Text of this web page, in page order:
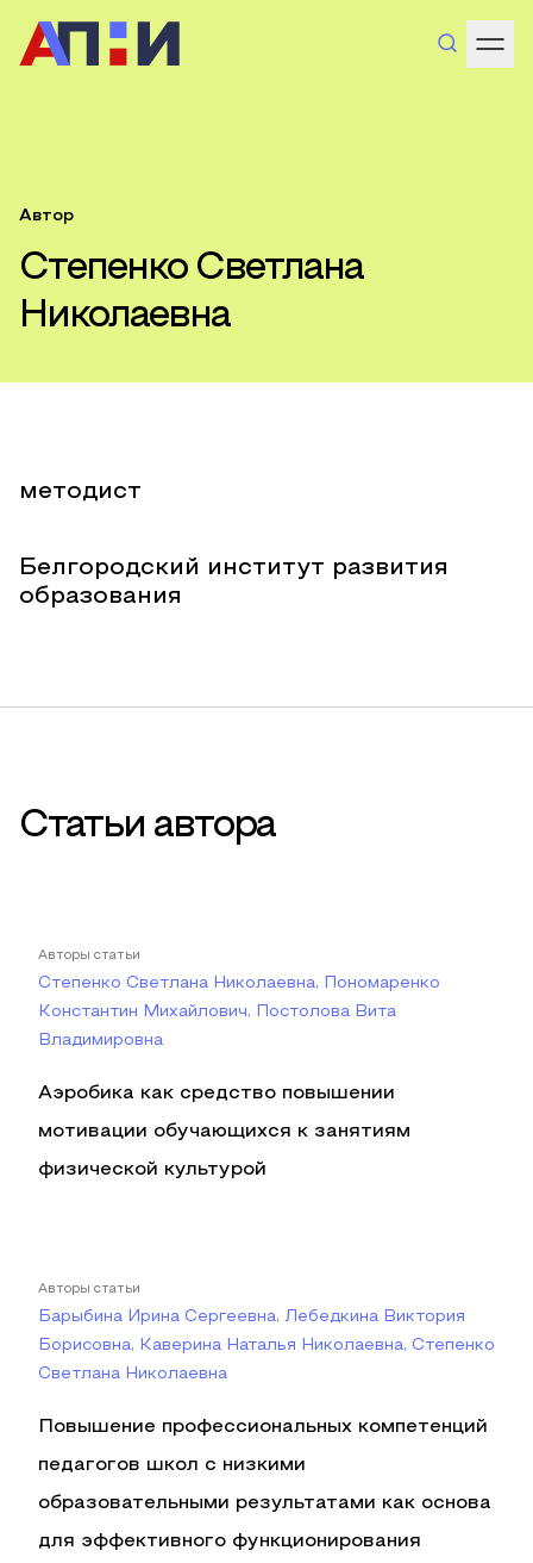
Автор
Степенко Светлана
Николаевна
методист
Белгородский институт развития
образования
Статьи автора
Авторы статьи
Степенко Светлана Николаевна, Пономаренко
Константин Михайлович, Постолова Вита
Владимировна
Аэробика как средство повышении
мотивации обучающихся к занятиям
физической культурой
Авторы статьи
Барыбина Ирина Сергеевна, Лебедкина Виктория
Борисовна, Каверина Наталья Николаевна, Степенко
Светлана Николаевна
Повышение профессиональных компетенций
педагогов школ с низкими
образовательными результатами как основа
для эффективного функционирования